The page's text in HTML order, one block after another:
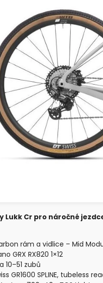
Lukk Cr pro náročné
rám a vidlice – Mid
GRX RX820 1×12
10–51 zubů
GR1600 SPLINE, tubeless